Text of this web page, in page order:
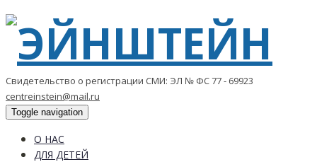
Свидетельство о регистрации СМИ: ЭЛ № ФС 77 - 69923
centreinstein@mail.ru
Toggle navigation
О НАС
ДЛЯ ДЕТЕЙ